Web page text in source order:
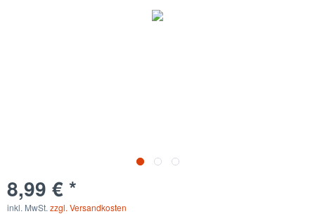
8,99 € *
inkl. MwSt. zzgl. Versandkosten